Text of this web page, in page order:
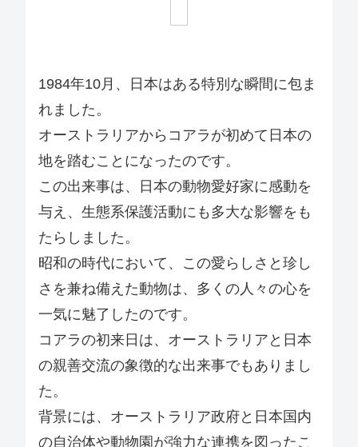
1984年10月、日本はある特別な瞬間に包ま
れました。
オーストラリアからコアラが初めて日本の
地を踏むことになったのです。
この出来事は、日本の動物愛好家に感動を
与え、生態系保護活動にも多大な影響をも
たらしました。
昭和の時代において、この愛らしさと珍し
さを兼ね備えた動物は、多くの人々の心を
一気に魅了したのです。
コアラの初来日は、オーストラリアと日本
の親善交流の象徴的な出来事でもありまし
た。
背景には、オーストラリア政府と日本国内
の自治体や動物園が強力な連携を図ったこ